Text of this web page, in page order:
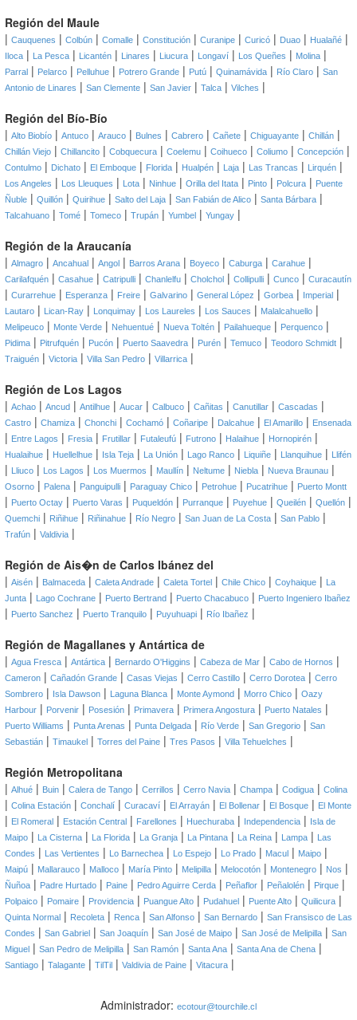
Región del Maule
| Cauquenes | Colbún | Comalle | Constitución | Curanipe | Curicó | Duao | Hualañé |
Iloca | La Pesca | Licantén | Linares | Liucura | Longaví | Los Queñes | Molina |
Parral | Pelarco | Pelluhue | Potrero Grande | Putú | Quinamávida | Río Claro | San
Antonio de Linares | San Clemente | San Javier | Talca | Vilches |
Región del Bío-Bío
| Alto Biobío | Antuco | Arauco | Bulnes | Cabrero | Cañete | Chiguayante | Chillán |
Chillán Viejo | Chillancito | Cobquecura | Coelemu | Coihueco | Coliumo | Concepción |
Contulmo | Dichato | El Emboque | Florida | Hualpén | Laja | Las Trancas | Lirquén |
Los Angeles | Los Lleuques | Lota | Ninhue | Orilla del Itata | Pinto | Polcura | Puente
Ñuble | Quillón | Quirihue | Salto del Laja | San Fabián de Alico | Santa Bárbara |
Talcahuano | Tomé | Tomeco | Trupán | Yumbel | Yungay |
Región de la Araucanía
| Almagro | Ancahual | Angol | Barros Arana | Boyeco | Caburga | Carahue |
Carilafquén | Casahue | Catripulli | Chanlelfu | Cholchol | Collipulli | Cunco | Curacautín
| Curarrehue | Esperanza | Freire | Galvarino | General López | Gorbea | Imperial |
Lautaro | Lican-Ray | Lonquimay | Los Laureles | Los Sauces | Malalcahuello |
Melipeuco | Monte Verde | Nehuentué | Nueva Toltén | Pailahueque | Perquenco |
Pidima | Pitrufquén | Pucón | Puerto Saavedra | Purén | Temuco | Teodoro Schmidt |
Traiguén | Victoria | Villa San Pedro | Villarrica |
Región de Los Lagos
| Achao | Ancud | Antilhue | Aucar | Calbuco | Cañitas | Canutillar | Cascadas |
Castro | Chamiza | Chonchi | Cochamó | Coñaripe | Dalcahue | El Amarillo | Ensenada
| Entre Lagos | Fresia | Frutillar | Futaleufú | Futrono | Halaihue | Hornopirén |
Hualaihue | Huellelhue | Isla Teja | La Unión | Lago Ranco | Liquiñe | Llanquihue | Llifén
| Lliuco | Los Lagos | Los Muermos | Maullín | Neltume | Niebla | Nueva Braunau |
Osorno | Palena | Panguipulli | Paraguay Chico | Petrohue | Pucatrihue | Puerto Montt
| Puerto Octay | Puerto Varas | Puqueldón | Purranque | Puyehue | Queilén | Quellón |
Quemchi | Riñihue | Riñinahue | Río Negro | San Juan de La Costa | San Pablo |
Trafún | Valdivia |
Región de Ais�n de Carlos Ibánez del
| Aisén | Balmaceda | Caleta Andrade | Caleta Tortel | Chile Chico | Coyhaique |
La
Junta | Lago Cochrane | Puerto Bertrand | Puerto Chacabuco | Puerto Ingeniero Ibañez
| Puerto Sanchez | Puerto Tranquilo | Puyuhuapi | Río Ibañez |
Región de Magallanes y Antártica de
| Agua Fresca | Antártica | Bernardo O'Higgins | Cabeza de Mar | Cabo de Hornos |
Cameron | Cañadón Grande | Casas Viejas | Cerro Castillo | Cerro Dorotea | Cerro
Sombrero | Isla Dawson | Laguna Blanca | Monte Aymond | Morro Chico | Oazy
Harbour | Porvenir | Posesión | Primavera | Primera Angostura | Puerto Natales |
Puerto Williams | Punta Arenas | Punta Delgada | Río Verde | San Gregorio | San
Sebastián | Timaukel | Torres del Paine | Tres Pasos | Villa Tehuelches |
Región Metropolitana
| Alhué | Buin | Calera de Tango | Cerrillos | Cerro Navia | Champa | Codigua | Colina
| Colina Estación | Conchalí | Curacaví | El Arrayán | El Bollenar | El Bosque | El Monte
| El Romeral | Estación Central | Farellones | Huechuraba | Independencia |
Isla de
Maipo | La Cisterna | La Florida | La Granja | La Pintana | La Reina | Lampa |
Las
Condes | Las Vertientes | Lo Barnechea | Lo Espejo | Lo Prado | Macul | Maipo |
Maipú | Mallarauco | Malloco | María Pinto | Melipilla | Melocotón | Montenegro | Nos |
Ñuñoa | Padre Hurtado | Paine | Pedro Aguirre Cerda | Peñaflor | Peñalolén | Pirque |
Polpaico | Pomaire | Providencia | Puangue Alto | Pudahuel | Puente Alto | Quilicura |
Quinta Normal | Recoleta | Renca | San Alfonso | San Bernardo | San Fransisco de Las
Condes | San Gabriel | San Joaquín | San José de Maipo | San José de Melipilla | San
Miguel | San Pedro de Melipilla | San Ramón | Santa Ana | Santa Ana de Chena |
Santiago | Talagante | TilTil | Valdivia de Paine | Vitacura |
Administrador: ecotour@tourchile.cl